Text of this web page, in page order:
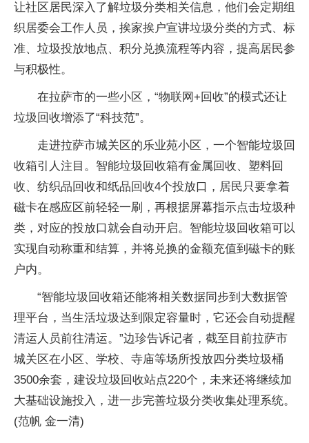
让社区居民深入了解垃圾分类相关信息，他们会定期组
织居委会工作人员，挨家挨户宣讲垃圾分类的方式、标
准、垃圾投放地点、积分兑换流程等内容，提高居民参
与积极性。
在拉萨市的一些小区，“物联网+回收”的模式还让
垃圾回收增添了“科技范”。
走进拉萨市城关区的乐业苑小区，一个智能垃圾回
收箱引人注目。智能垃圾回收箱有金属回收、塑料回
收、纺织品回收和纸品回收4个投放口，居民只要拿着
磁卡在感应区前轻轻一刷，再根据屏幕指示点击垃圾种
类，对应的投放口就会自动开启。智能垃圾回收箱可以
实现自动称重和结算，并将兑换的金额充值到磁卡的账
户内。
“智能垃圾回收箱还能将相关数据同步到大数据管
理平台，当生活垃圾达到限定容量时，它还会自动提醒
清运人员前往清运。”边珍告诉记者，截至目前拉萨市
城关区在小区、学校、寺庙等场所投放四分类垃圾桶
3500余套，建设垃圾回收站点220个，未来还将继续加
大基础设施投入，进一步完善垃圾分类收集处理系统。
(范帆 金一清)